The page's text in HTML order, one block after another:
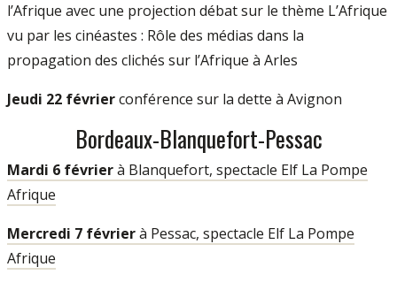
l’Afrique avec une projection débat sur le thème L’Afrique
vu par les cinéastes : Rôle des médias dans la
propagation des clichés sur l’Afrique à Arles
Jeudi 22 févrierconférence sur la dette à Avignon
Bordeaux-Blanquefort-Pessac
Mardi 6 févrierà Blanquefort, spectacle Elf La Pompe
Afrique
Mercredi 7 févrierà Pessac, spectacle Elf La Pompe
Afrique